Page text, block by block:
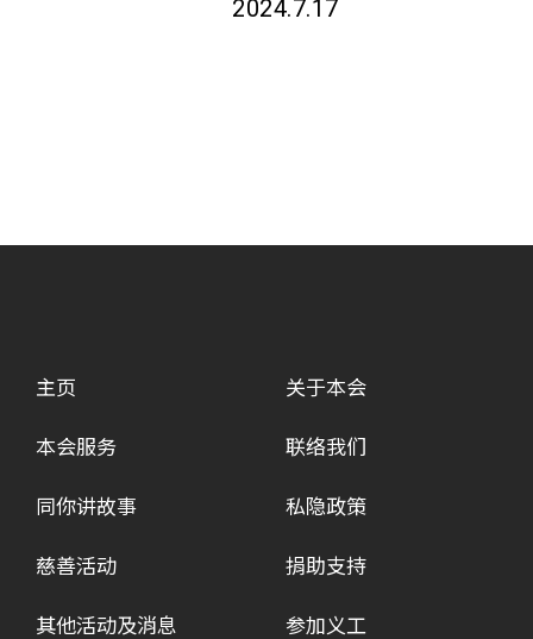
2024.7.17
主页
本会服务
同你讲故事
慈善活动
其他活动及消息
关于本会
联络我们
私隐政策
捐助支持
参加义工